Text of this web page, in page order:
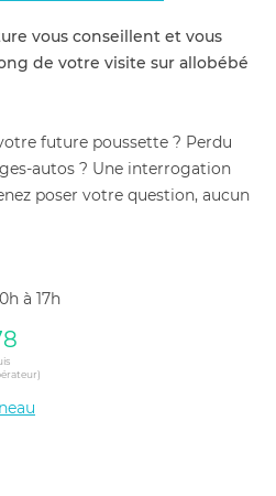
vous conseillent et vous
de votre visite sur allobébé
future poussette ? Perdu
autos ? Une interrogation
poser votre question, aucun
à 17h